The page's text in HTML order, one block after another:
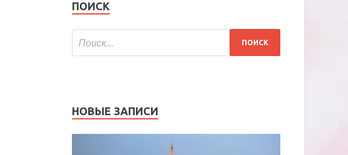
ПОИСК
НОВЫЕ ЗАПИСИ